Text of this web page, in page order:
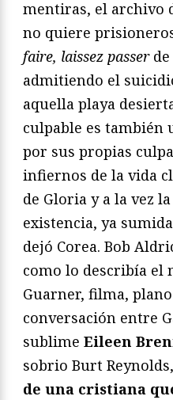
mentiras, el archivo
no quiere
faire, laissez passerde
admitiendo el
aquella playa
culpable es también
por sus propias
infiernos de la vida
de Gloria y a la vez
existencia, ya
dejó Corea. Bob
como lo describía el
Guarner, filma,
conversación entre
sublime Eileen
sobrio Burt
de una cristiana